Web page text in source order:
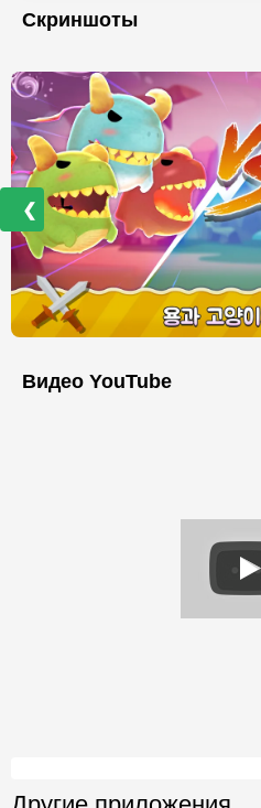
Скриншоты
❮
Видео YouTube